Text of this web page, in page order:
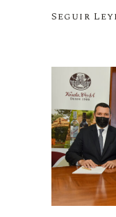
Seguir